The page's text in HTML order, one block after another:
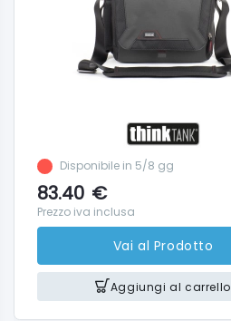
Disponibile in 5/8 gg
83.40 €
Prezzo iva inclusa
Vai al Prodotto
Aggiungi al carrello